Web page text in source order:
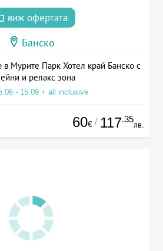
виж офертата
Банско
Мурите Парк Хотел край Банско с
и релакс зона
- 15.09 + all inclusive
60€ / 117.35
лв.